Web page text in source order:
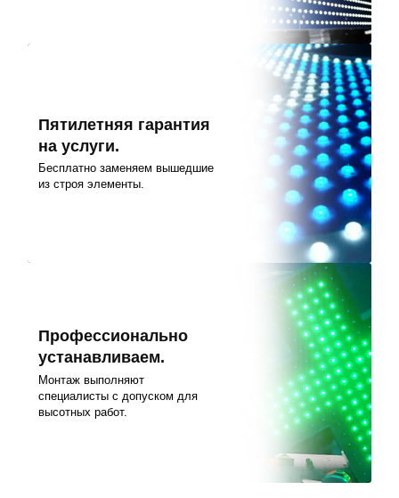
Пятилетняя гарантия
на услуги.
Бесплатно заменяем вышедшие
из строя элементы.
Профессионально
устанавливаем.
Монтаж выполняют
специалисты с допуском для
высотных работ.